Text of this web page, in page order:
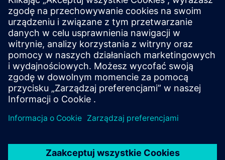
Z pomocą partnerów projektu w konsorcjum ma zostać
zaprojektowany, opracowany i przetestowany
funkcjonalnie modułowy zakład produkcyjny elektrolizerów
wodorowych w zakresie gigawatów.
Uzyskaj więcej informacji